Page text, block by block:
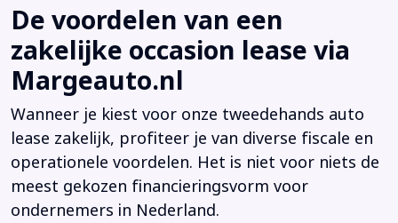
De voordelen van een
zakelijke occasion lease via
Margeauto.nl
Wanneer je kiest voor onze tweedehands auto
lease zakelijk, profiteer je van diverse fiscale en
operationele voordelen. Het is niet voor niets de
meest gekozen financieringsvorm voor
ondernemers in Nederland.